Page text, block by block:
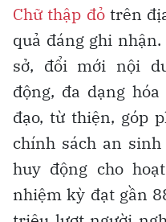
Chữ thập đỏtrên
quả đáng ghi
sở, đổi mới nội
động, đa dạng
đạo, từ thiện, góp
chính sách an
huy động cho
nhiệm kỳ đạt gần